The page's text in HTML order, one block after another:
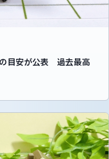
目安が公表 過去最高